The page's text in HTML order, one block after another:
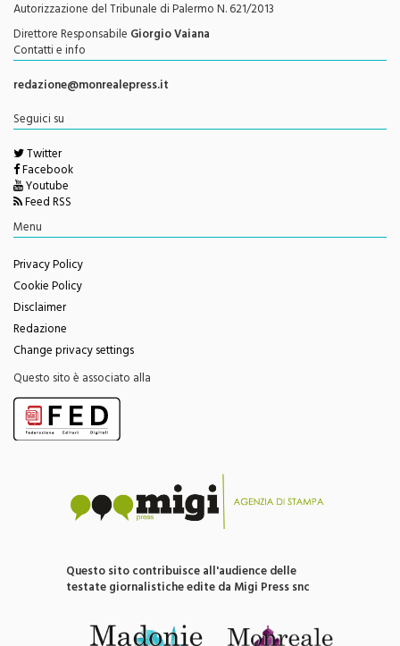
Direttore ResponsabileGiorgio Vaiana
Contatti e info
redazione@monrealepress.it
Twitter
Facebook
Youtube
Feed RSS
Menu
Privacy Policy
Cookie Policy
Disclaimer
Redazione
Change privacy settings
Questo sito è associato alla
testate giornalistiche edite da Migi Press snc